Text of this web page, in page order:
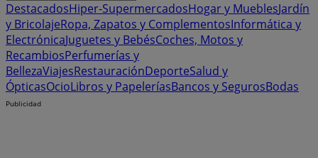
DestacadosHiper-SupermercadosHogar y MueblesJardín
y BricolajeRopa, Zapatos y ComplementosInformática y
ElectrónicaJuguetes y BebésCoches, Motos y
RecambiosPerfumerías y
BellezaViajesRestauraciónDeporteSalud y
ÓpticasOcioLibros y PapeleríasBancos y SegurosBodas
Publicidad